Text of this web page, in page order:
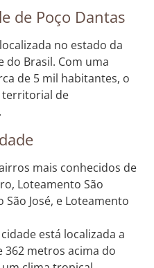
de Poço Dantas
no estado da
do Brasil. Com uma
de 5 mil habitantes, o
territorial de
mais conhecidos de
Loteamento São
José, e Loteamento
está localizada a
metros acima do